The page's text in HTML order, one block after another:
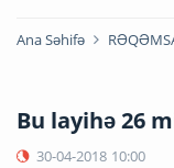
Ana Səhifə
Bu layihə 26
30-04-2018 10:00